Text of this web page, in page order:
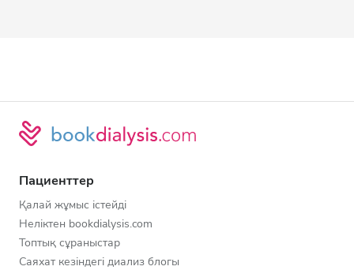
Пациенттер
Қалай жұмыс істейді
Неліктен bookdialysis.com
Топтық сұраныстар
Саяхат кезіндегі диализ блогы